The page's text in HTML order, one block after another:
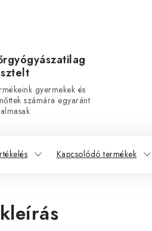
gyermekek és
számára egyaránt
Kapcsolódó termékek